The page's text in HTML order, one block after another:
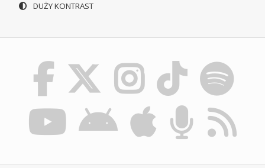
DUŻY KONTRAST